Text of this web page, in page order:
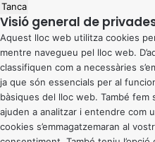
Tanca
Visió general de
Aquest lloc web utilitza cookies
mentre navegueu pel lloc web.
classifiquen com a necessàries
ja que són essencials per al
bàsiques del lloc web. També
ajuden a analitzar i entendre com
cookies s’emmagatzemaran al